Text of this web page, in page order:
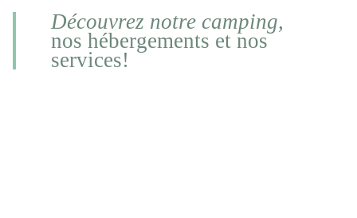
Découvrez notre camping,
nos hébergements et nos
services!